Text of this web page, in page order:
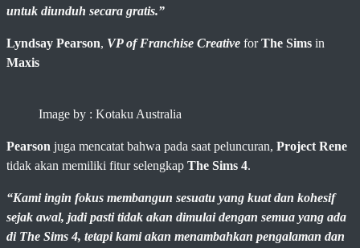
untuk diunduh secara gratis.”
Lyndsay Pearson, VP of Franchise Creative forThe Sims in
Maxis
Image by : Kotaku Australia
Pearson juga mencatat bahwa pada saat peluncuran, Project Rene
tidak akan memiliki fitur selengkap The Sims 4.
“Kami ingin fokus membangun sesuatu yang kuat dan kohesif
sejak awal, jadi pasti tidak akan dimulai dengan semua yang ada
di The Sims 4, tetapi kami akan menambahkan pengalaman dan